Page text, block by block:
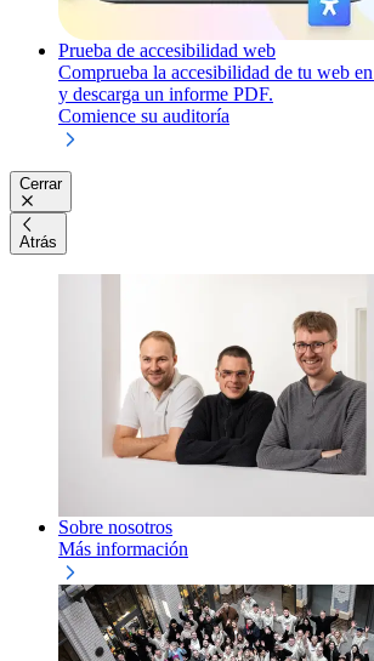
Prueba de accesibilidad web
Comprueba la accesibilidad de tu web
y descarga un informe PDF.
Comience su auditoría
Cerrar
Atrás
Sobre nosotros
Más información